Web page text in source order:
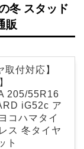
冬 スタッド
販
取付対応】
205/55R16
iG52c ア
コハマタイ
ス 冬タイヤ
ト